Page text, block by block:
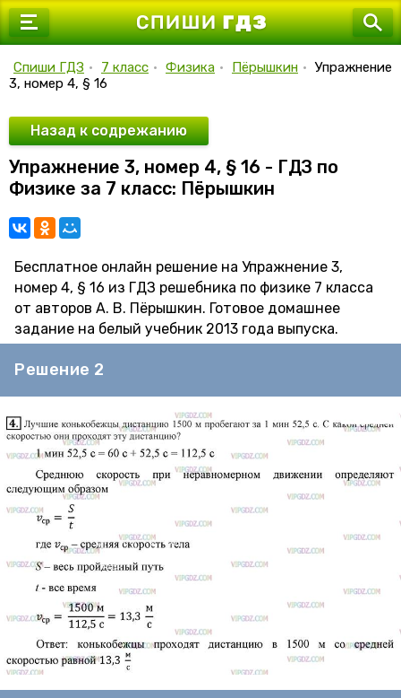
7 класс
9 класс
10 класс
11 класс
Спиши ГДЗ • 7 класс • Физика • Пёрышкин • Упражнение
3, номер 4, § 16
Назад к содрежанию
Упражнение 3, номер 4, § 16 - ГДЗ по
Физике за 7 класс: Пёрышкин
Бесплатное онлайн решение на Упражнение 3,
номер 4, § 16 из ГДЗ решебника по физике 7 класса
от авторов А. В. Пёрышкин. Готовое домашнее
задание на белый учебник 2013 года выпуска.
Решение 2